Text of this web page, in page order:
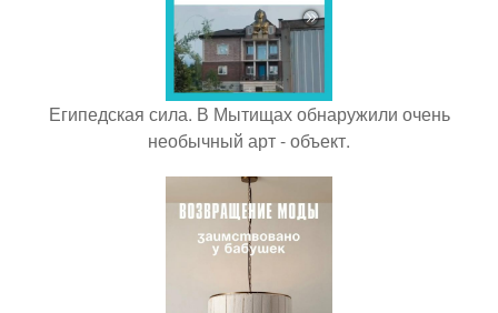
Египедская сила. В Мытищах обнаружили очень
необычный арт - объект.